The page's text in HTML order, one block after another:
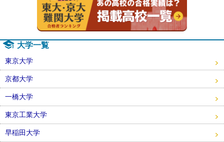
大学一覧
東京大学
京都大学
一橋大学
東京工業大学
早稲田大学